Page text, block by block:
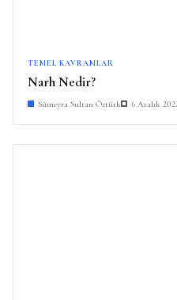
TEMEL KAVRAMLAR
Narh Nedir?
Sümeyra Sultan Öztürk 6 Aralık